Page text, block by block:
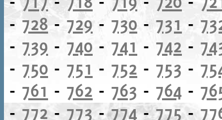
- 728- 729 - 730 - 731 -
- 739 - 740 - 741 - 742 -
- 750 - 751 - 752 - 753 -
- 761 - 762 - 763 - 764 -
- 772 - 773 -774-775-